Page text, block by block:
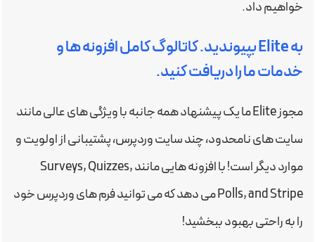
خواهیم داد.
به Elite بپیوندید. کاتالوگ کامل افزونه ها و
خدمات ما را دریافت کنید.
مجوز Elite ما یک پیشنهاد همه جانبه با ویژگی های عالی مانند
سایت های نامحدود، چند سایت وردپرس، پشتیبانی از اولویت و
موارد دیگر است! با افزونه هایی مانند Surveys, Quizzes,
Polls, and Stripe می دهد که می توانید فرم های وردپرس خود
را به راحتی بهبود ببخشید!